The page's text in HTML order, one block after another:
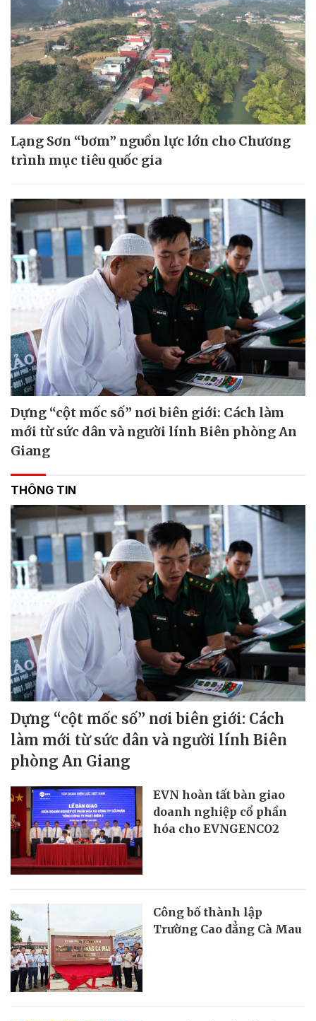
Lạng Sơn “bơm” nguồn lực lớn cho Chương
trình mục tiêu quốc gia
Dựng “cột mốc số” nơi biên giới: Cách làm
mới từ sức dân và người lính Biên phòng An
Giang
THÔNG TIN
Dựng “cột mốc số” nơi biên giới: Cách
làm mới từ sức dân và người lính Biên
phòng An Giang
EVN hoàn tất bàn giao
doanh nghiệp cổ phần
hóa cho EVNGENCO2
Công bố thành lập
Trường Cao đẳng Cà Mau